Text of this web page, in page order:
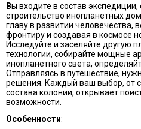
Вы входите в состав
строительство инопланетных
главу в развитии человечества,
фронтиру и создавая в космосе
Исследуйте и заселяйте другую
технологии, собирайте мощные
инопланетного света,
Отправляясь в путешествие,
решения. Каждый ваш выбор, от
состава колонии, открывает
возможности.
Особенности: